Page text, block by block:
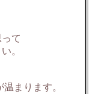
て
。
まります。